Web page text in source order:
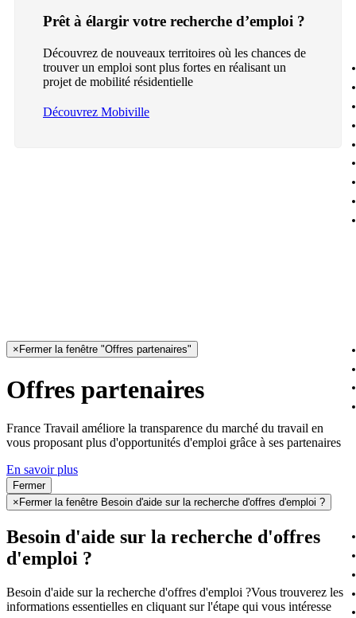
Prêt à élargir votre recherche d’emploi ?
Découvrez de nouveaux territoires où les chances de
trouver un emploi sont plus fortes en réalisant un
projet de mobilité résidentielle
Découvrez Mobiville
× Fermer la fenêtre "Offres partenaires"
Offres partenaires
France Travail améliore la transparence du marché du travail en
vous proposant plus d'opportunités d'emploi grâce à ses partenaires
En savoir plus
Fermer
× Fermer la fenêtre Besoin d'aide sur la recherche d'offres d'emploi ?
Besoin d'aide sur la recherche d'offres
d'emploi ?
Besoin d'aide sur la recherche d'offres d'emploi ?Vous trouverez les
informations essentielles en cliquant sur l'étape qui vous intéresse